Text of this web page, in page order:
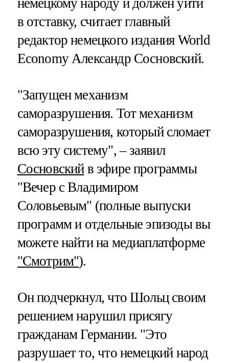
немецкому народу и должен уйти
в отставку, считает главный
редактор немецкого издания World
Economy Александр Сосновский.
"Запущен механизм
саморазрушения. Тот механизм
саморазрушения, который сломает
всю эту систему", – заявил
Сосновскийв эфире программы
"Вечер с Владимиром
Соловьевым" (полные выпуски
программ и отдельные эпизоды вы
можете найти на медиаплатформе
"Смотрим").
Он подчеркнул, что Шольц своим
решением нарушил присягу
гражданам Германии. "Это
разрушает то, что немецкий народ